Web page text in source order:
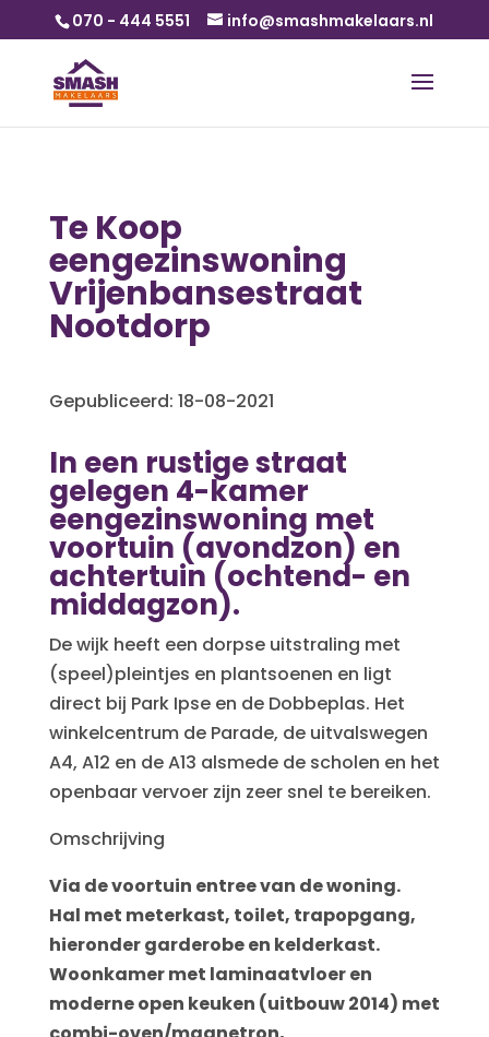
070 - 444 5551 info@smashmakelaars.nl
Te Koop
eengezinswoning
Vrijenbansestraat
Nootdorp
Gepubliceerd: 18-08-2021
In een rustige straat
gelegen 4-kamer
eengezinswoning met
voortuin (avondzon) en
achtertuin (ochtend- en
middagzon).
De wijk heeft een dorpse uitstraling met
(speel)pleintjes en plantsoenen en ligt
direct bij Park Ipse en de Dobbeplas. Het
winkelcentrum de Parade, de uitvalswegen
A4, A12 en de A13 alsmede de scholen en het
openbaar vervoer zijn zeer snel te bereiken.
Omschrijving
Via de voortuin entree van de woning.
Hal met meterkast, toilet, trapopgang,
hieronder garderobe en kelderkast.
Woonkamer met laminaatvloer en
moderne open keuken (uitbouw 2014) met